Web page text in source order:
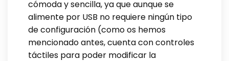
cómoda y sencilla, ya que aunque se
alimente por USB no requiere ningún tipo
de configuración (como os hemos
mencionado antes, cuenta con controles
táctiles para poder modificar la